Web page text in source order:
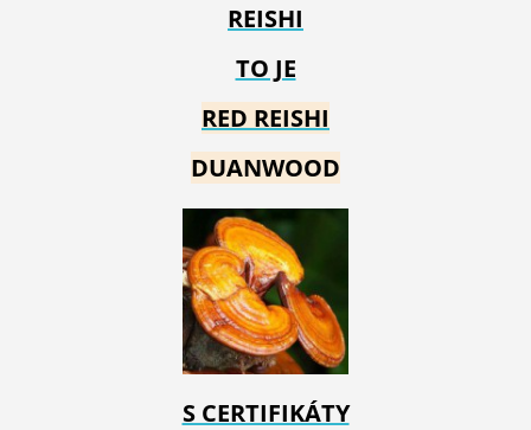
REISHI
TO JE
RED REISHI
DUANWOOD
S CERTIFIKÁTY